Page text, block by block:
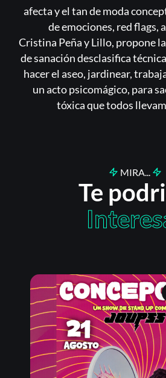
afecta y el tan de moda
de emociones, red flags,
Cristina Peña y Lillo, propone
de sanación desclasifica
hacer el aseo, jardinear,
un acto psicomágico, para
tóxica que todos
MIRA...
Te